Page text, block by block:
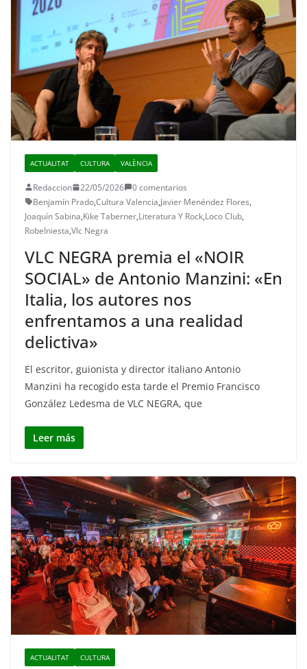
ACTUALITAT CULTURA VALÈNCIA
Redaccion 22/05/2026
0 comentarios
Benjamín Prado,Cultura Valencia,Javier Menéndez Flores,
Joaquín Sabina,Kike Taberner,Literatura Y Rock,Loco Club,
RobeIniesta,Vlc Negra
VLC NEGRA premia el «NOIR
SOCIAL» de Antonio Manzini: «En
Italia, los autores nos
enfrentamos a una realidad
delictiva»
El escritor, guionista y director italiano Antonio
Manzini ha recogido esta tarde el Premio Francisco
González Ledesma de VLC NEGRA, que
Leer más
ACTUALITAT CULTURA